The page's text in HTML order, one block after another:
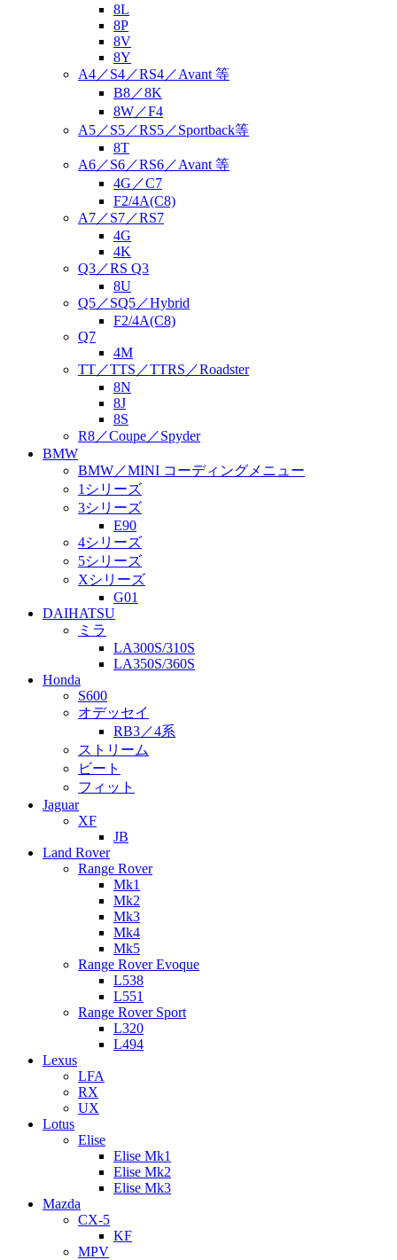
8L
8P
8V
8Y
A4／S4／RS4／Avant 等
B8／8K
8W／F4
A5／S5／RS5／Sportback等
8T
A6／S6／RS6／Avant 等
4G／C7
F2/4A(C8)
A7／S7／RS7
4G
4K
Q3／RS Q3
8U
Q5／SQ5／Hybrid
F2/4A(C8)
Q7
4M
TT／TTS／TTRS／Roadster
8N
8J
8S
R8／Coupe／Spyder
BMW
BMW／MINI コーディングメニュー
1シリーズ
3シリーズ
E90
4シリーズ
5シリーズ
Xシリーズ
G01
DAIHATSU
ミラ
LA300S/310S
LA350S/360S
Honda
S600
オデッセイ
RB3／4系
ストリーム
ビート
フィット
Jaguar
XF
JB
Land Rover
Range Rover
Mk1
Mk2
Mk3
Mk4
Mk5
Range Rover Evoque
L538
L551
Range Rover Sport
L320
L494
Lexus
LFA
RX
UX
Lotus
Elise
Elise Mk1
Elise Mk2
Elise Mk3
Mazda
CX-5
KF
MPV